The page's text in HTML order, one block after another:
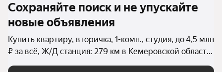
Сохраняйте поиск и не упускайте
новые объявления
Купить квартиру, вторичка, 1-комн., студия, до 4,5 млн
₽ за всё, Ж/Д станция: 279 км в Кемеровской области
(Кузбассе)